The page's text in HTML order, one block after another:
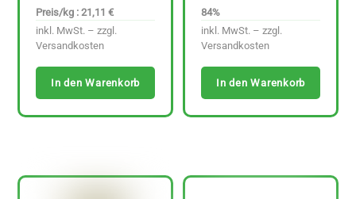
Preis/kg : 21,11 €
inkl. MwSt. – zzgl.
Versandkosten
In den Warenkorb
84%
inkl. MwSt. – zzgl.
Versandkosten
In den Warenkorb